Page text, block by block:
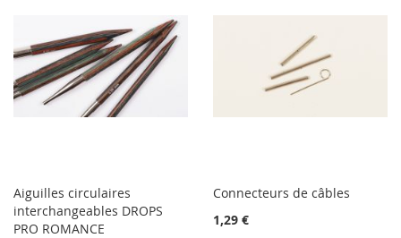
Aiguilles circulaires
interchangeables DROPS
PRO ROMANCE
Connecteurs de câbles
1,29 €